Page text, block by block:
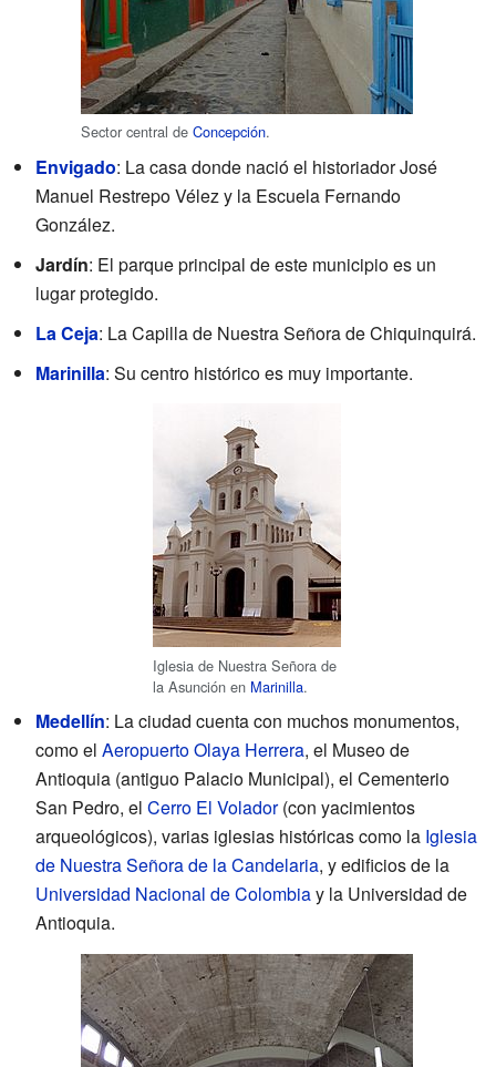
Sector central de Concepción.
Envigado: La casa donde nació el historiador José
Manuel Restrepo Vélez y la Escuela Fernando
González.
Jardín: El parque principal de este municipio es un
lugar protegido.
La Ceja: La Capilla de Nuestra Señora de Chiquinquirá.
Marinilla: Su centro histórico es muy importante.
Iglesia de Nuestra Señora de
la Asunción en Marinilla.
Medellín: La ciudad cuenta con muchos monumentos,
como el Aeropuerto Olaya Herrera, el Museo de
Antioquia (antiguo Palacio Municipal), el Cementerio
San Pedro, el Cerro El Volador(con yacimientos
arqueológicos), varias iglesias históricas como la Iglesia
de Nuestra Señora de la Candelaria, y edificios de la
Universidad Nacional de Colombiay la Universidad de
Antioquia.